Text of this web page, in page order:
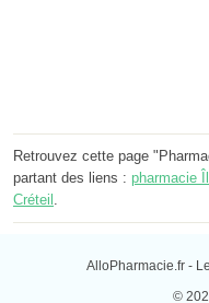
Retrouvez cette page
partant des liens : pharmacie
Créteil .
AlloPharmacie.fr -
©